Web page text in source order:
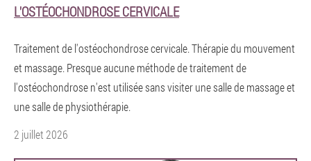
L'OSTÉOCHONDROSE CERVICALE
Traitement de l'ostéochondrose cervicale. Thérapie du mouvement
et massage. Presque aucune méthode de traitement de
l'ostéochondrose n'est utilisée sans visiter une salle de massage et
une salle de physiothérapie.
2 juillet 2026